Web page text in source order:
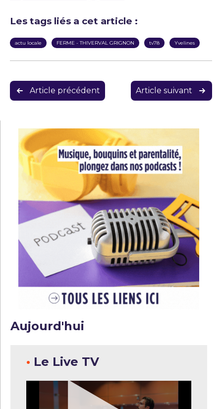
Les tags liés a cet article :
actu locale FERME - THIVERVAL GRIGNON tv78 Yvelines
Navigation
de
Article précédent Article suivant
Aujourd'hui
• Le Live TV